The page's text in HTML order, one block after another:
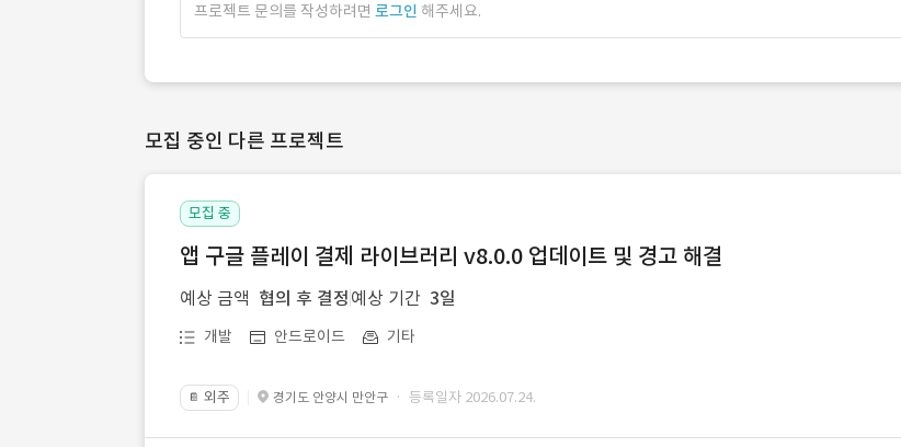
프로젝트 문의를 작성하려면 로그인 해주세요.
모집 중인 다른 프로젝트
모집 중
앱 구글 플레이 결제 라이브러리 v8.0.0 업데이트 및 경고 해결
예상 금액 협의 후 결정 예상 기간 3일
개발 안드로이드 기타
📔 외주 경기도 안양시 만안구 · 등록일자 2026.07.24.